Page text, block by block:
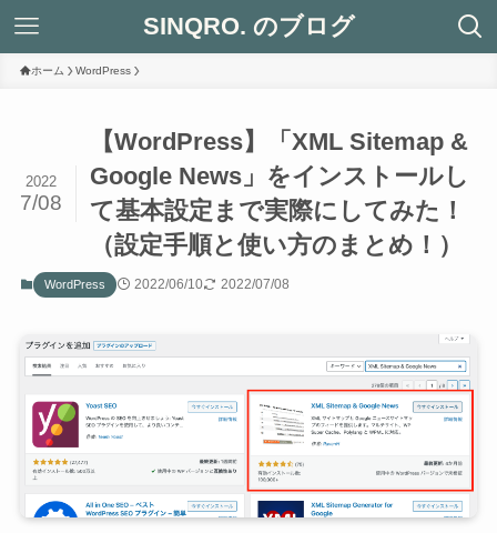
SINQRO. のブログ
ホーム WordPress
【WordPress】「XML Sitemap &
Google News」をインストールし
て基本設定まで実際にしてみた！
（設定手順と使い方のまとめ！）
2022
7/08
WordPress 2022/06/10 2022/07/08